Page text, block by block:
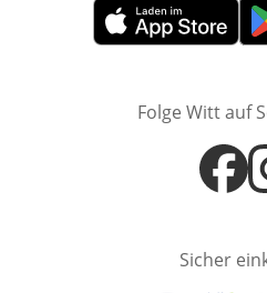
Öffnet in neuem
Folge Witt auf
Öffnet
Sicher